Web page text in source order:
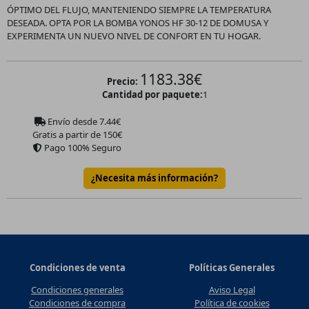
ÓPTIMO DEL FLUJO, MANTENIENDO SIEMPRE LA TEMPERATURA
DESEADA. OPTA POR LA BOMBA YONOS HF 30-12 DE DOMUSA Y
EXPERIMENTA UN NUEVO NIVEL DE CONFORT EN TU HOGAR.
Precio: 1183.38€
Cantidad por paquete:1
Envío desde7.44€
Gratis a partir de 150€
Pago 100% Seguro
¿Necesita más información?
Condiciones de venta
Condiciones generales
Condiciones de compra
Políticas Generales
Aviso Legal
Política de cookies